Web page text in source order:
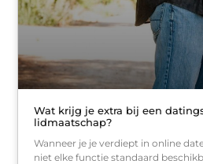
Wat krijg je extra bij een
lidmaatschap?
Wanneer je je verdiept in online
niet elke functie standaard